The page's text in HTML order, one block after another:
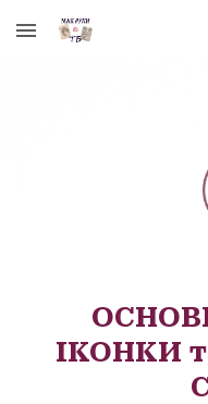
Skip to main content
ІКОНКИ